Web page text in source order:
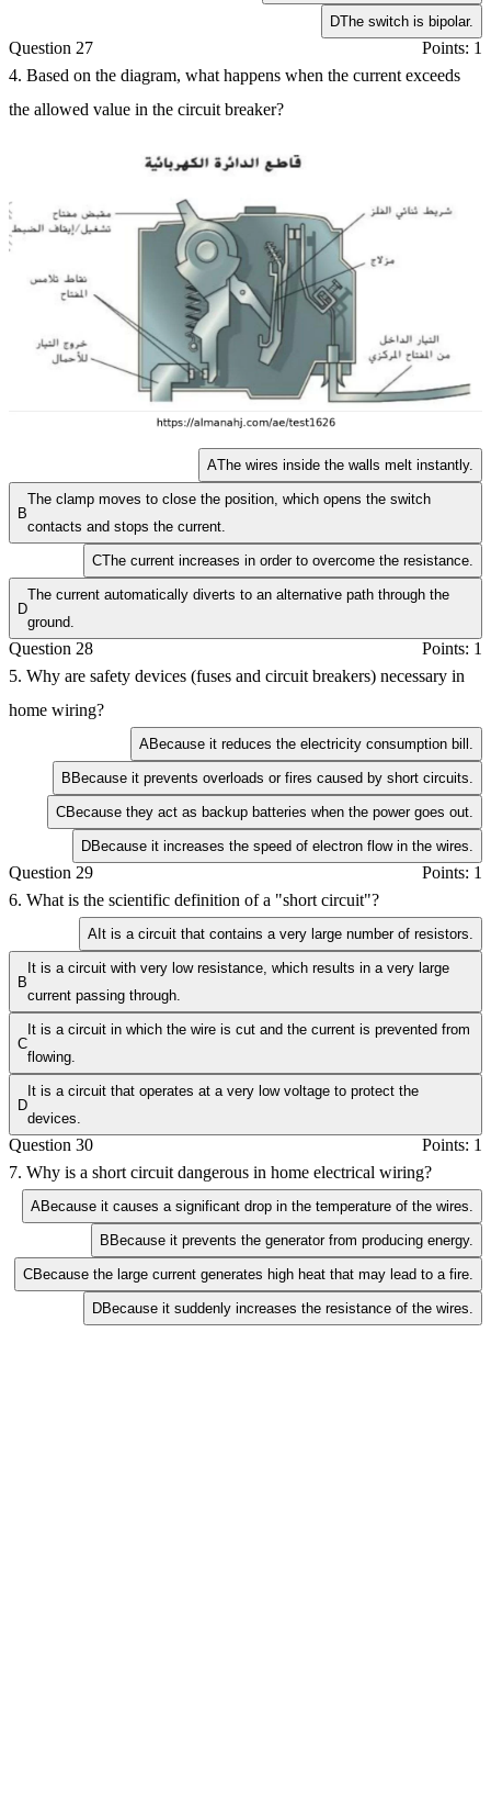
DThe switch is bipolar.
Question 27
Points: 1
4. Based on the diagram, what happens when the current exceeds
the allowed value in the circuit breaker?
AThe wires inside the walls melt instantly.
B
The clamp moves to close the position, which opens the switch
contacts and stops the current.
CThe current increases in order to overcome the resistance.
D
The current automatically diverts to an alternative path through the
ground.
Question 28
Points: 1
5. Why are safety devices (fuses and circuit breakers) necessary in
home wiring?
ABecause it reduces the electricity consumption bill.
BBecause it prevents overloads or fires caused by short circuits.
CBecause they act as backup batteries when the power goes out.
DBecause it increases the speed of electron flow in the wires.
Question 29
Points: 1
6. What is the scientific definition of a "short circuit"?
AIt is a circuit that contains a very large number of resistors.
B
It is a circuit with very low resistance, which results in a very large
current passing through.
C
It is a circuit in which the wire is cut and the current is prevented from
flowing.
D
It is a circuit that operates at a very low voltage to protect the
devices.
Question 30
Points: 1
7. Why is a short circuit dangerous in home electrical wiring?
ABecause it causes a significant drop in the temperature of the wires.
BBecause it prevents the generator from producing energy.
CBecause the large current generates high heat that may lead to a fire.
DBecause it suddenly increases the resistance of the wires.